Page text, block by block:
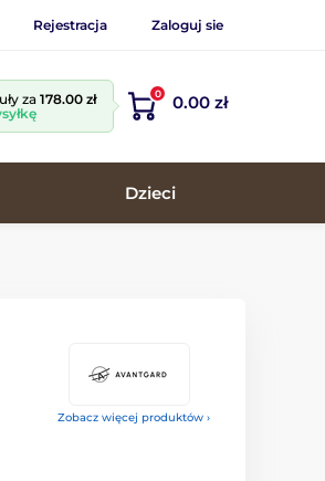
Rejestracja Zaloguj sie
za178.00 zł
0 0.00 zł
Dzieci
Zobacz więcej produktów ›